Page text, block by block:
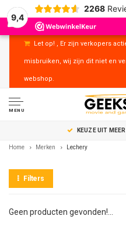
9,4
2268
Let op! , Er zijn verkopers
misbruiken, wij zijn dit niet en
webshop.
MENU
KEUZE UIT
Home Merken Lechery
Filters
Geen producten gevonden!...